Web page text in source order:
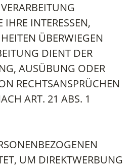
INTERESSEN,
ÜBERWIEGEN
DIENT DER
AUSÜBUNG ODER
RECHTSANSPRÜCHEN
ART. 21 ABS. 1
UM DIREKTWERBUNG